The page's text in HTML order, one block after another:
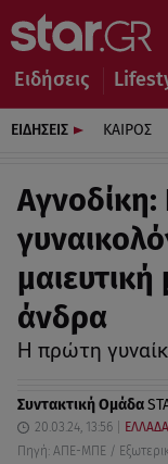
Ειδήσεις
ΕΙΔΗΣΕΙΣ ΚΑΙΡΟΣ
άνδρα
Η πρώτη
Συντακτική Ομάδα
20.03.24, 13:56
ΕΛΛΑΔΑ
Πηγή: ΑΠΕ-ΜΠΕ /